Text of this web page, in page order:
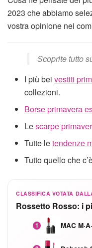
2023 che abbiamo
vostra opinione nei
Scoprite tutto
I più beivestiti
collezioni.
Borse primavera
Lescarpe
Tutte letendenze
Tutto quello che
CLASSIFICA VOTATA
Rossetto Rosso: i
1